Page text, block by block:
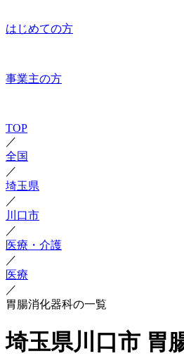
はじめての方
事業主の方
TOP
／
全国
／
埼玉県
／
川口市
／
医療・介護
／
医療
／
胃腸消化器科の一覧
埼玉県川口市 胃